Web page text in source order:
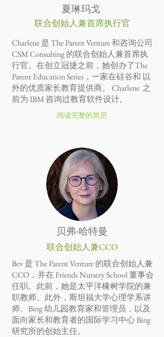
夏琳玛戈
联合创始人兼首席执行官
Charlene 是 The Parent Venture 和咨询公司
CSM Consulting 的联合创始人兼首席执
行官。在创立冠捷之前，她创办了The
Parent Education Series，一家在硅谷和 以
外的优质家长教育提供商。 Charlene 之
前为 IBM 咨询过教育软件设计。
阅读完整的简历
贝弗·哈特曼
联合创始人兼CCO
Bev 是 The Parent Venture 的联合创始人兼
CCO，并在 Friends Nursery School 董事会
任职。此前，她是太平洋橡树学院的兼
职教师。此外，斯坦福大学心理学系讲
师、Bing 幼儿园教育家和管理员，以及
面向家长和教育者的国际学习中心 Bing
研究所的创始主任。